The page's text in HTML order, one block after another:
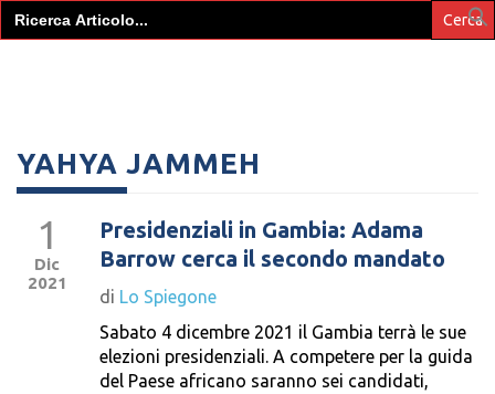
Search
for:
YAHYA JAMMEH
1
Dic
2021
Presidenziali in Gambia: Adama
Barrow cerca il secondo mandato
di Lo Spiegone
Sabato 4 dicembre 2021 il Gambia terrà le sue
elezioni presidenziali. A competere per la guida
del Paese africano saranno sei candidati,